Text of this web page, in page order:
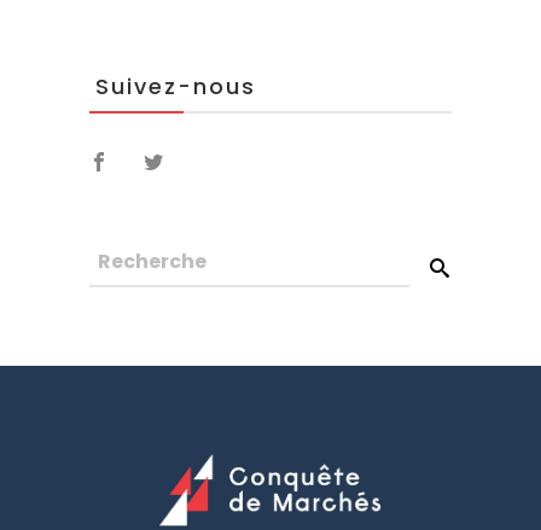
Suivez-nous